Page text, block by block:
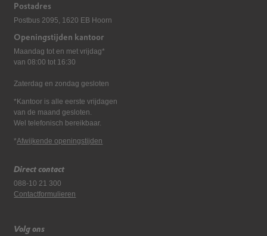
Postadres
Postbus 2095, 1620 EB Hoorn
Openingstijden kantoor
Maandag tot en met vrijdag*
van 08:00 tot 16:30
Zaterdag en zondag gesloten
*Kantoor is alle eerste vrijdagen
van de maand gesloten.
Wel telefonisch bereikbaar.
*Afwijkende openingstijden
Direct contact
088-10 21 300
Contactformulieren
Volg ons